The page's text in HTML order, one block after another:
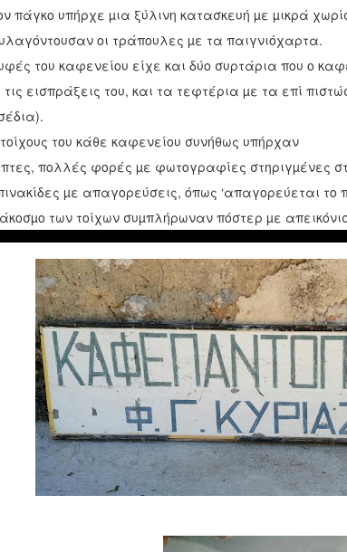
πάγκο υπήρχε µια ξύλινη κατασκευή µε µικρά
οι τράπουλες µε τα παιγνιόχαρτα.
του καφενείου είχε και δύο συρτάρια που ο
εισπράξεις του, και τα τεφτέρια µε τα επί
του κάθε καφενείου συνήθως υπήρχαν
πολλές φορές µε φωτογραφίες στηριγµένες
µε απαγορεύσεις, όπως ‘απαγορεύεται το
των τοίχων συµπλήρωναν πόστερ µε